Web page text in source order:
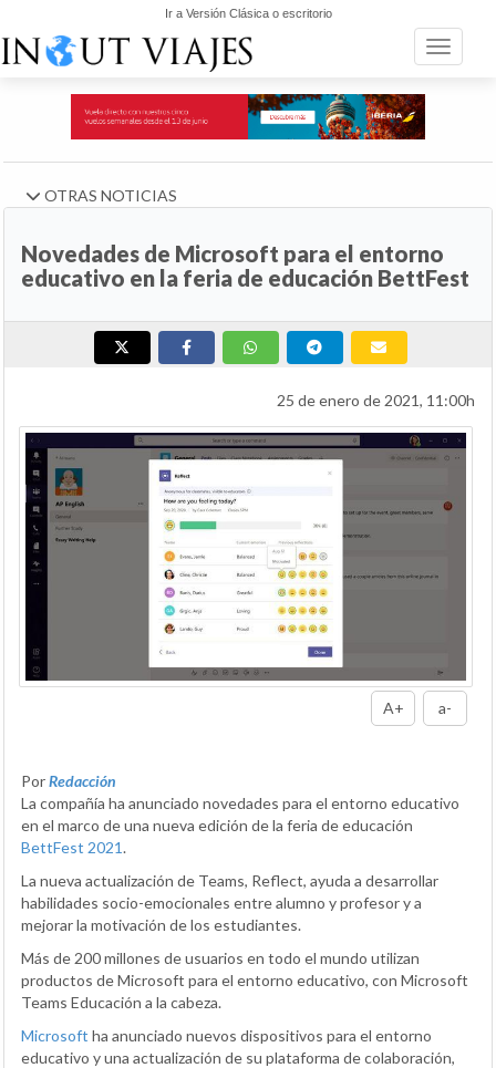
Ir a Versión Clásica o escritorio
Toggle
OTRAS NOTICIAS
Novedades de Microsoft para el entorno
educativo en la feria de educación BettFest
25 de enero de 2021, 11:00h
A+ a-
PorRedacción
La compañía ha anunciado novedades para el entorno educativo
en el marco de una nueva edición de la feria de educación
BettFest 2021.
La nueva actualización de Teams, Reflect, ayuda a desarrollar
habilidades socio-emocionales entre alumno y profesor y a
mejorar la motivación de los estudiantes.
Más de 200 millones de usuarios en todo el mundo utilizan
productos de Microsoft para el entorno educativo, con Microsoft
Teams Educación a la cabeza.
Microsoft ha anunciado nuevos dispositivos para el entorno
educativo y una actualización de su plataforma de colaboración,